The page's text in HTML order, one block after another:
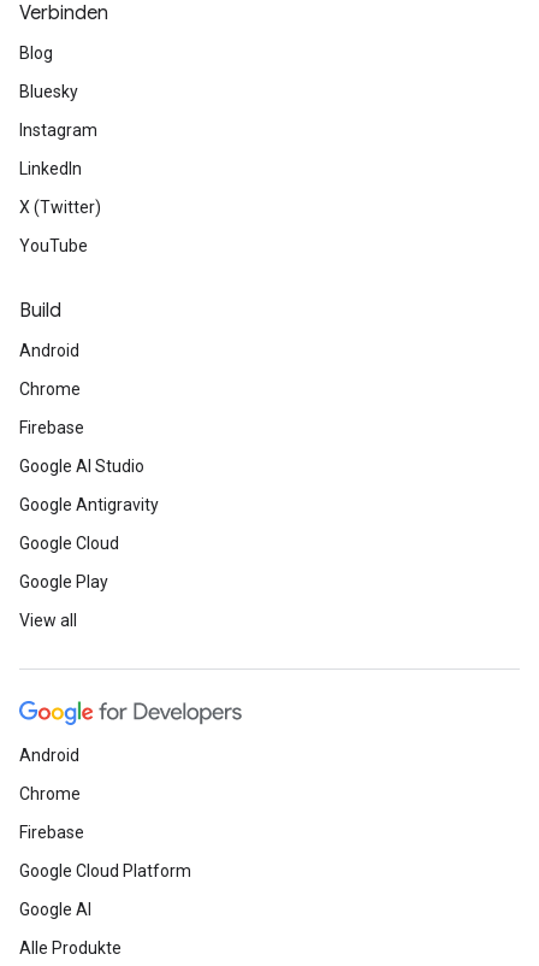
Verbinden
Blog
Bluesky
Instagram
LinkedIn
X (Twitter)
YouTube
Build
Android
Chrome
Firebase
Google AI Studio
Google Antigravity
Google Cloud
Google Play
View all
Android
Chrome
Firebase
Google Cloud Platform
Google AI
Alle Produkte